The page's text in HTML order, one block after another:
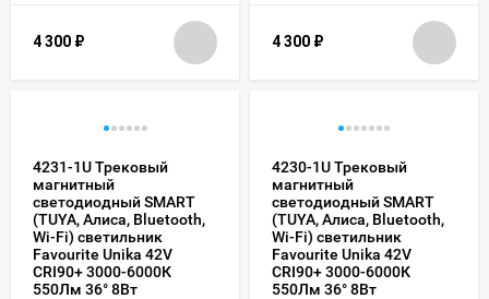
4 300 ₽ 4 300 ₽
4231-1U Трековый
магнитный
светодиодный SMART
(TUYA, Алиса, Bluetooth,
Wi-Fi) светильник
Favourite Unika 42V
CRI90+ 3000-6000К
550Лм 36° 8Вт
4230-1U Трековый
магнитный
светодиодный SMART
(TUYA, Алиса, Bluetooth,
Wi-Fi) светильник
Favourite Unika 42V
CRI90+ 3000-6000К
550Лм 36° 8Вт